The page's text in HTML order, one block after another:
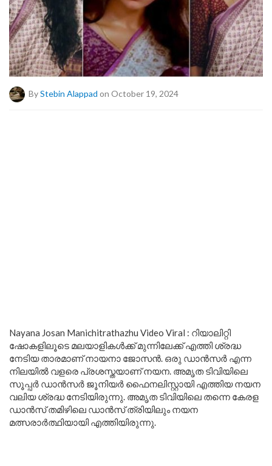
ByStebin Alappad on October 19, 2024
Nayana Josan Manichitrathazhu Video Viral : റിയാലിറ്റി
ഷോകളിലൂടെ മലയാളികൾക്ക് മുന്നിലേക്ക് എത്തി ശ്രദ്ധ
നേടിയ താരമാണ് നായനാ ജോസൻ. ഒരു ഡാൻസർ എന്ന
നിലയിൽ വളരെ പ്രശസ്തയാണ് നയന. അമൃത ടിവിയിലെ
സൂപ്പർ ഡാൻസർ ജൂനിയർ ഫൈനലിസ്റ്റായി എത്തിയ നയന
വലിയ ശ്രദ്ധ നേടിയിരുന്നു. അമൃത ടിവിയിലെ തന്നെ കേരള
ഡാൻസ് തമിഴിലെ ഡാൻസ് ത്രിയിലും നയന
മത്സരാർത്ഥിയായി എത്തിയിരുന്നു.